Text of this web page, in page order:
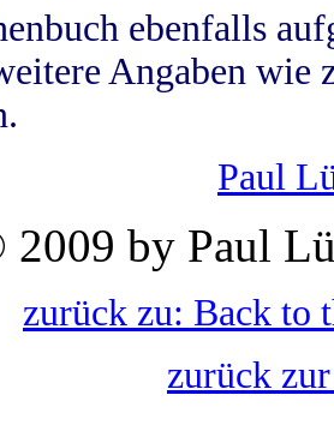
ebenfalls
Angaben wie
Paul
by Paul
zurück zu: Back to
zurück